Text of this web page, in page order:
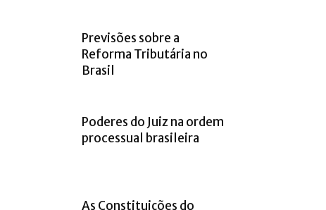
Previsões sobre a
Reforma Tributária no
Brasil
Poderes do Juiz na ordem
processual brasileira
As Constituições do